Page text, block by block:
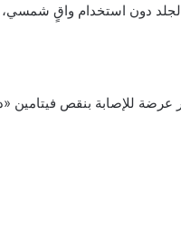
دون استخدام واقٍ شمسي،
عرضة للإصابة بنقص فيتامين